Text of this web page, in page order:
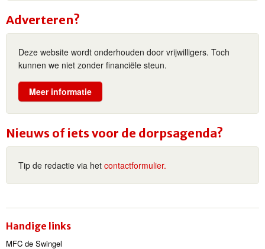
Adverteren?
Deze website wordt onderhouden door vrijwilligers. Toch
kunnen we niet zonder financiële steun.
Meer informatie
Nieuws of iets voor de dorpsagenda?
Tip de redactie via het contactformulier.
Handige links
MFC de Swingel